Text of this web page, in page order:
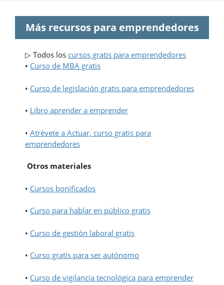
Más recursos para emprendedores
▷ Todos los cursos gratis para emprendedores
• Curso de MBA gratis
• Curso de legislación gratis para emprendedores
• Libro aprender a emprender
• Atrévete a Actuar, curso gratis para
emprendedores
Otros materiales
• Cursos bonificados
• Curso para hablar en público gratis
• Curso de gestión laboral gratis
• Curso gratis para ser autónomo
• Curso de vigilancia tecnológica para emprender